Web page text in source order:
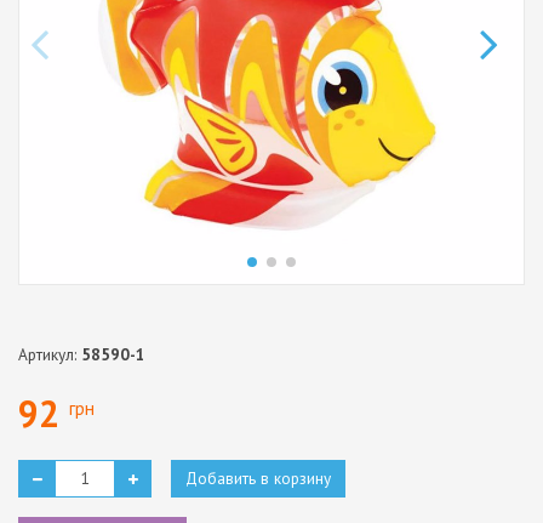
Артикул: 58590-1
92 грн
Добавить в корзину